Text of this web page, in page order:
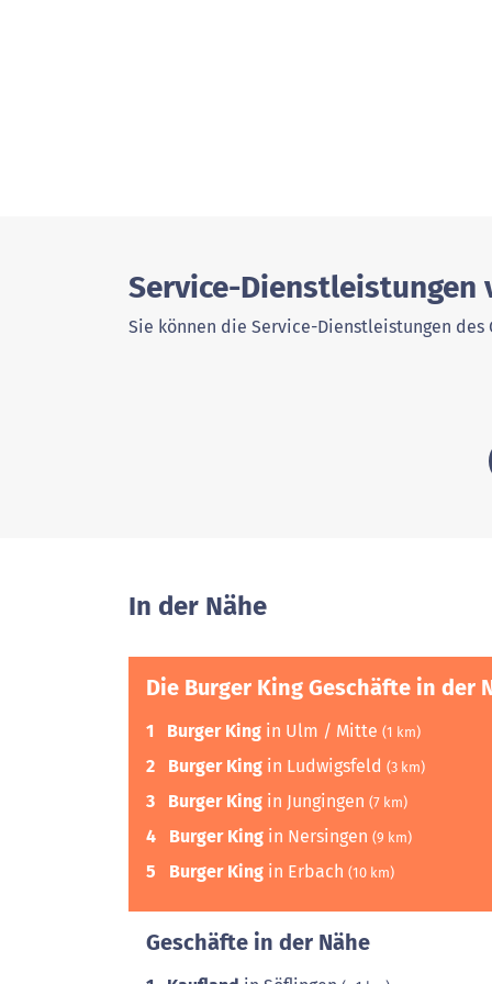
Service-Dienstleistungen
Sie können die Service-Dienstleistungen des
In der Nähe
Die Burger King Geschäfte in der
1 Burger King in Ulm / Mitte (1 km)
2 Burger King in Ludwigsfeld (3 km)
3 Burger King in Jungingen (7 km)
4 Burger King in Nersingen (9 km)
5 Burger King in Erbach (10 km)
Geschäfte in der Nähe